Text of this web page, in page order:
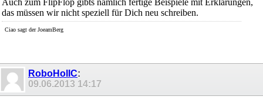
das müssen wir nicht speziell für Dich neu schreiben.
Ciao sagt der JoeamBerg
RoboHolIC:
09.06.2013 14:17